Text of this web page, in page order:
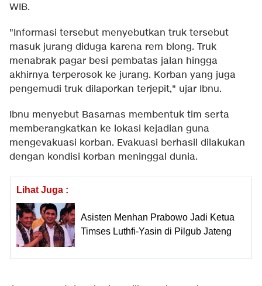
WIB.
"Informasi tersebut menyebutkan truk tersebut
masuk jurang diduga karena rem blong. Truk
menabrak pagar besi pembatas jalan hingga
akhirnya terperosok ke jurang. Korban yang juga
pengemudi truk dilaporkan terjepit," ujar Ibnu.
Ibnu menyebut Basarnas membentuk tim serta
memberangkatkan ke lokasi kejadian guna
mengevakuasi korban. Evakuasi berhasil dilakukan
dengan kondisi korban meninggal dunia.
Lihat Juga :
Asisten Menhan Prabowo Jadi Ketua
Timses Luthfi-Yasin di Pilgub Jateng